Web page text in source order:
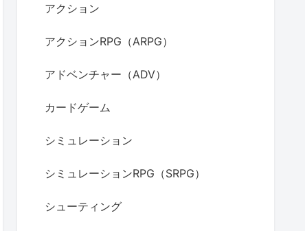
アクション
アクションRPG（ARPG）
アドベンチャー（ADV）
カードゲーム
シミュレーション
シミュレーションRPG（SRPG）
シューティング